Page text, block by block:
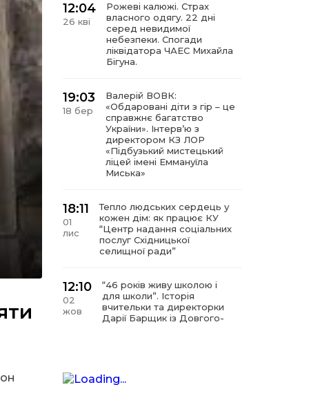
12:04
26 кві
Рожеві калюжі. Страх
власного одягу. 22 дні
серед невидимої
небезпеки. Спогади
ліквідатора ЧАЕС Михайла
Бігуна.
19:03
18 бер
Валерій ВОВК:
«Обдаровані діти з гір – це
справжнє багатство
України». Інтервʼю з
директором КЗ ЛОР
«Підбузький мистецький
ліцей імені Еммануїла
Миська»
18:11
01
лис
Тепло людських сердець у
кожен дім: як працює КУ
“Центр надання соціальних
послуг Східницької
селищної ради”
12:10
02
жов
“46 років живу школою і
для школи”. Історія
вчительки та директорки
Дарії Барщик із Довгого-
11 вер
любові до дітей”. Інтерв’ю
з директором КЗ